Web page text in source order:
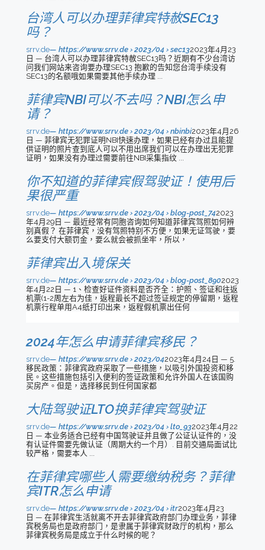
台湾人可以办理菲律宾特赦SEC13
吗？
srrv.de https://www.srrv.de › 2023/04 › sec132023年4月23
日 — 台湾人可以办理菲律宾特赦SEC13吗？近期有不少台湾访
问我们网站来咨询要办理SEC13 抱歉的告知您台湾手续没有
SEC13的名额哦如果需要其他手续办理 ...
菲律宾NBI可以不去吗？NBI怎么申
请？
srrv.de https://www.srrv.de › 2023/04 › nbinbi2023年4月26
日 — 菲律宾无犯罪证明NBI快速办理，如果已经有办过且能提
供证明的照片查到底人可以不用出席我们可以在办理出无犯罪
证明，如果没有办理过需要前往NBI采集指纹 ...
你不知道的菲律宾假驾驶证！使用后
果很严重
srrv.de https://www.srrv.de › 2023/04 › blog-post_742023
年4月29日 — 最近经常有同胞咨询如何知道菲律宾驾照如何辨
别真假？ 在菲律宾，没有驾照特别不方便，如果无证驾驶，要
么要支付大额罚金，要么就会被抓坐牢，所以，
菲律宾出入境保关
srrv.de https://www.srrv.de › 2023/04 › blog-post_8902023
年4月22日 — 1、检查好证件资料是否齐全：护照、签证和往返
机票(1-2周左右为佳，返程最长不超过签证规定的停留期，返程
机票行程单用A4纸打印出来，返程假机票出任何
2024年怎么申请菲律宾移民？
srrv.de https://www.srrv.de › 2023/042023年4月24日 — 5.
移民政策：菲律宾政府采取了一些措施，以吸引外国投资和移
民。这些措施包括引入便利的签证政策和允许外国人在该国购
买房产。但是，选择移民到任何国家都
大陆驾驶证LTO换菲律宾驾驶证
srrv.de https://www.srrv.de › 2023/04 › lto_932023年4月22
日 — 本业务适合已经有中国驾驶证并且做了公证认证件的，没
有认证件需要先做认证（周期大约一个月）. 目前交通局面试比
较严格，需要本人 ...
在菲律宾哪些人需要缴纳税务？菲律
宾ITR怎么申请
srrv.de https://www.srrv.de › 2023/04 › itr2023年4月23
日 — 在菲律宾生活就离不开去菲律宾政府部门办理业务，菲律
宾税务局也是政府部门，是隶属于菲律宾财政厅的机构，那么
菲律宾税务局是成立于什么时候的呢？